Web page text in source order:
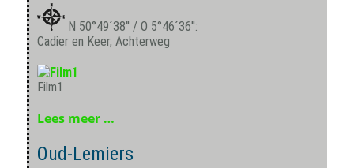
N 50°49´38'' / O 5°46´36'':
Cadier en Keer, Achterweg
Film1
Lees meer …
Oud-Lemiers